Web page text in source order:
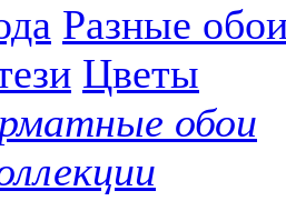
Разные
Цветы
обои